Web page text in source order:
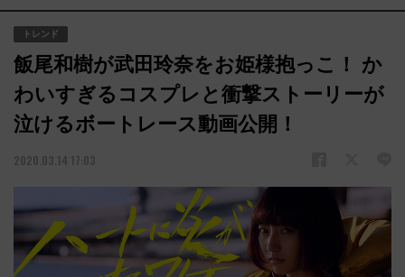
トレンド
飯尾和樹が武田玲奈をお姫様抱っこ！ か
わいすぎるコスプレと衝撃ストーリーが
泣けるボートレース動画公開！
2020.03.14 17:03